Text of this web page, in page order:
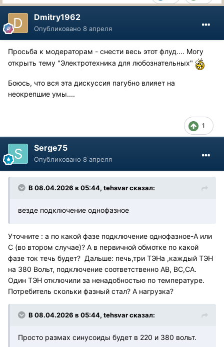
Dmitry1962
Опубликовано 8 апреля
Просьба к модераторам - снести весь этот флуд.... Могу
открыть тему "Электротехника для любознательных"
Боюсь, что вся эта дискуссия пагубно влияет на
неокрепшие умы....
1
Serge75
Опубликовано 8 апреля
В 08.04.2026 в 05:44, tehsvarсказал:
везде подключение однофазное
Уточните : а по какой фазе подключение однофазное-А или
С (во втором случае)? А в первичной обмотке по какой
фазе ток течь будет? Дальше: печь,три ТЭНа ,каждый ТЭН
на 380 Вольт, подключение соответственно АВ, ВС,СА.
Один ТЭН отключили за ненадобностью по температуре.
Потребитель скольки фазный стал? А нагрузка?
В 08.04.2026 в 05:44, tehsvarсказал:
Просто размах синусоиды будет в 220 и 380 вольт.